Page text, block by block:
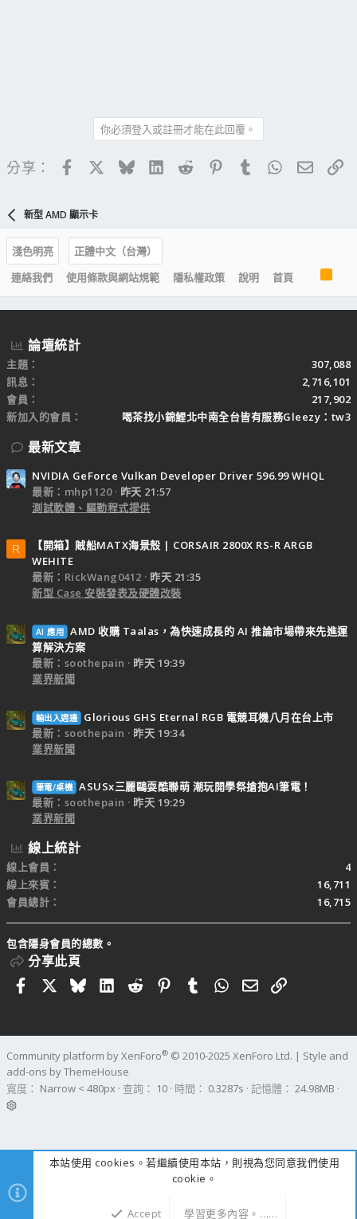
你必須登入或註冊才能在此回覆。
分享： FacebookBlueskyLinkedIn
Reddit PinterestTumblrWhatsApp
電子
新型 AMD 顯示卡
淺色明亮
正體中文（台灣）
連絡我們
使用條款與網站規範 隱私權政策 說明 首頁
S
論壇統計
主題
307,088
訊息
2,716,101
會員
217,902
新加入的會員
喝茶找小錦鯉北中南全台皆有服務Gleezy：tw3
最新文章
NVIDIA GeForce Vulkan Developer Driver 596.99 WHQL
最新：mhp1120
昨天 21:57
測試軟體、驅動程式提供
R
【開箱】賊船MATX海景殼 | CORSAIR 2800X RS-R ARGB
WEHITE
最新：RickWang0412
昨天 21:35
新型 Case 安裝發表及硬體改裝
AI 應用 AMD 收購 Taalas，為快速成長的 AI 推論市場帶來先進運
算解決方案
最新：soothepain
昨天 19:39
業界新聞
輸出入週邊
Glorious GHS Eternal RGB 電競耳機八月在台上市
最新：soothepain
昨天 19:34
業界新聞
筆電/桌機 ASUSx三麗鷗耍酷聯萌 潮玩開學祭搶抱AI筆電！
最新：soothepain
昨天 19:29
業界新聞
線上統計
線上會員
4
線上來賓
16,711
會員總計
16,715
包含隱身會員的總數。
分享此頁
FacebookBlueskyLinkedIn
RedditPinterestTumblrWhatsApp
電子郵件
連結
Community platform by XenForo® © 2010-2025 XenForo Ltd. | Style and
add-ons by ThemeHouse
寬度
查詢 10 時間 0.3287s 記憶體 24.98MB
本站使用 cookies。若繼續使用本站，則視為您同意我們使用
cookie。
Accept 學習更多內容。……